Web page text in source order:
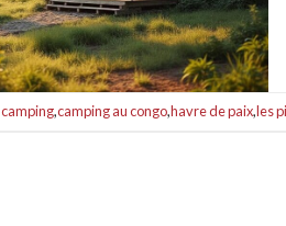
camping,camping au congo,havre de paix,les